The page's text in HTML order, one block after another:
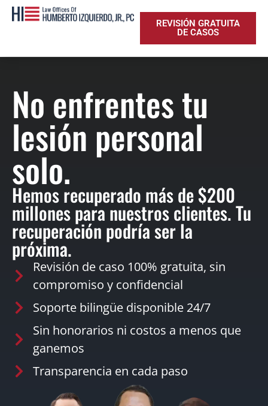
REVISIÓN GRATUITA
DE CASOS
No enfrentes tu
lesión personal
solo.
Hemos recuperado más de $200
millones para nuestros clientes. Tu
recuperación podría ser la
próxima.
Revisión de caso 100% gratuita, sin
compromiso y confidencial
Soporte bilingüe disponible 24/7
Sin honorarios ni costos a menos que
ganemos
Transparencia en cada paso